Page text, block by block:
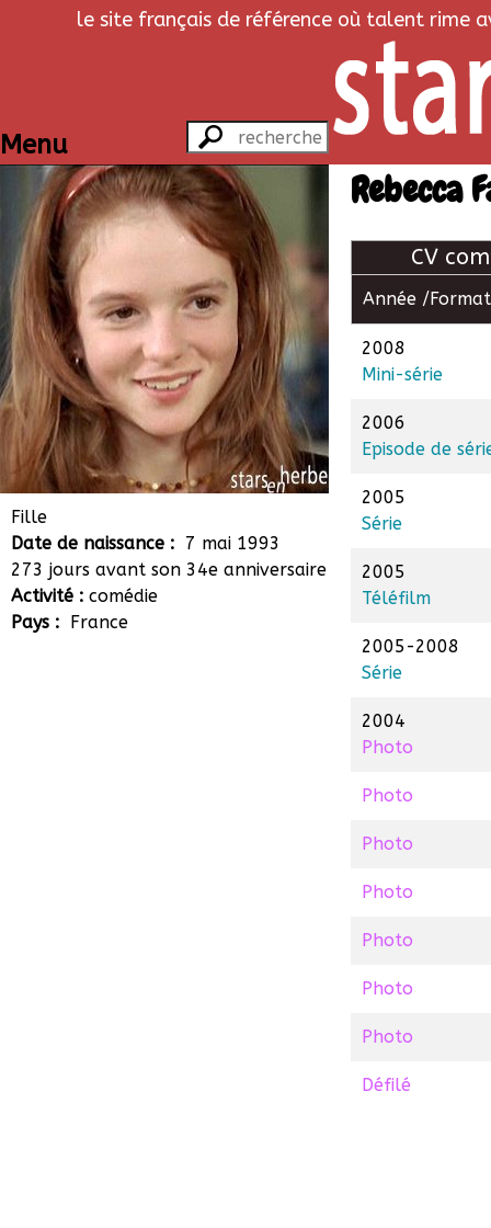
le site français de référence où talent rime
Menu
Rebecca Faura
Fille
Date de naissance : 7 mai 1993
273 jours avant son 34e anniversaire
Activité : comédie
Pays : France
Rebecca
CV
Année / Format
2008
Mini-série
2006
Episode de
2005
Série
2005
Téléfilm
2005-2008
Série
2004
Photo
Photo
Photo
Photo
Photo
Photo
Photo
Défilé